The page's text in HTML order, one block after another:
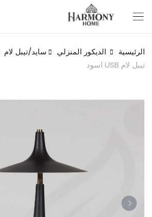
الرئيسية الديكور المنزلي
سايد/تيبل لام
تيبل لام USB اسود